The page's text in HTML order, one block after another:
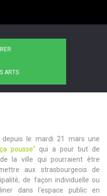
ARTS
depuis le mardi 21 mars une
pousse" qui a pour but de
la ville qui pourraient être
aux strasbourgeois de
de façon individuelle ou
dans l'espace public en